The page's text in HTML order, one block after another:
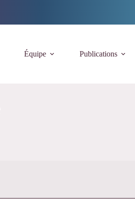
Équipe Publications